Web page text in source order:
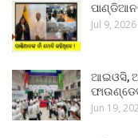
Jul 9, 2026
ଆଇଓସି,
Jun 19,